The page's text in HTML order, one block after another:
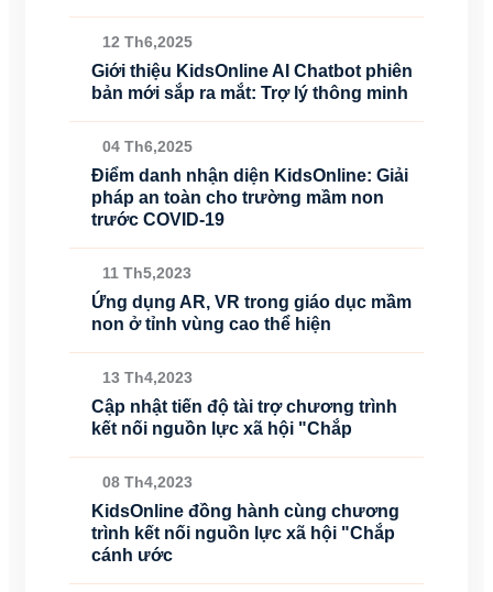
12 Th6,2025
Giới thiệu KidsOnline AI Chatbot phiên
bản mới sắp ra mắt: Trợ lý thông minh
04 Th6,2025
Điểm danh nhận diện KidsOnline: Giải
pháp an toàn cho trường mầm non
trước COVID-19
11 Th5,2023
Ứng dụng AR, VR trong giáo dục mầm
non ở tỉnh vùng cao thể hiện
13 Th4,2023
Cập nhật tiến độ tài trợ chương trình
kết nối nguồn lực xã hội "Chắp
08 Th4,2023
KidsOnline đồng hành cùng chương
trình kết nối nguồn lực xã hội "Chắp
cánh ước